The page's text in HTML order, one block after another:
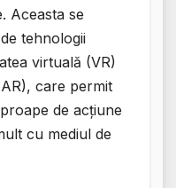
Aceasta se
tehnologii
virtuală (VR)
care permit
de acțiune
cu mediul de